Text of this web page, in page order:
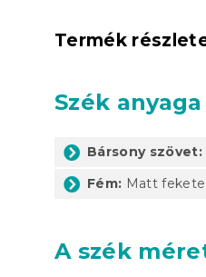
Termék
Szék anyaga
Bársony szövet:
Fém: Matt fekete
A szék